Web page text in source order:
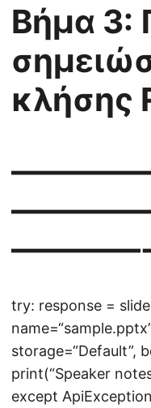
Βήμα 3:
κλήσης
try: response =
storage=“Default”,
print(“Speaker
except